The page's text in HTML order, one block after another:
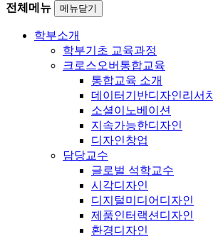
전체메뉴 메뉴닫기
학부소개
학부기초 교육과정
크로스오버통합교육
통합교육 소개
데이터기반디자인리서치
소셜이노베이션
지속가능한디자인
디자인창업
담당교수
글로벌 석학교수
시각디자인
디지털미디어디자인
제품인터랙션디자인
환경디자인